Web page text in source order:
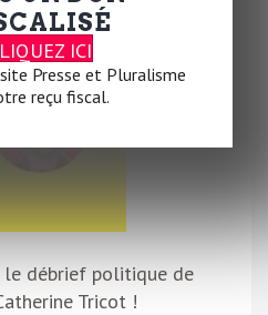
le débrief politique de
Tricot !
ICI
Presse et Pluralisme
reçu fiscal.